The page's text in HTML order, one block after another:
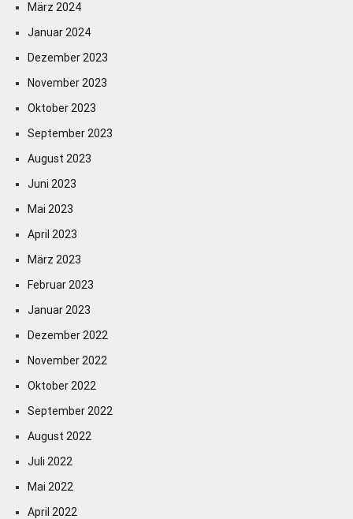
März 2024
Januar 2024
Dezember 2023
November 2023
Oktober 2023
September 2023
August 2023
Juni 2023
Mai 2023
April 2023
März 2023
Februar 2023
Januar 2023
Dezember 2022
November 2022
Oktober 2022
September 2022
August 2022
Juli 2022
Mai 2022
April 2022